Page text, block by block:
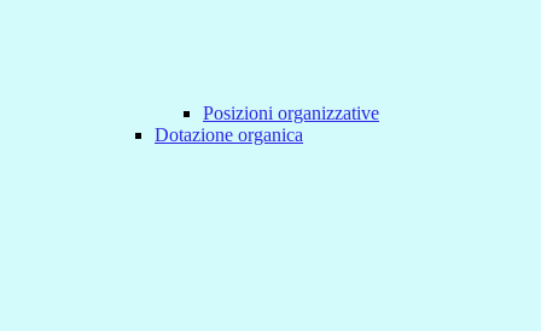
Posizioni organizzative
Dotazione organica